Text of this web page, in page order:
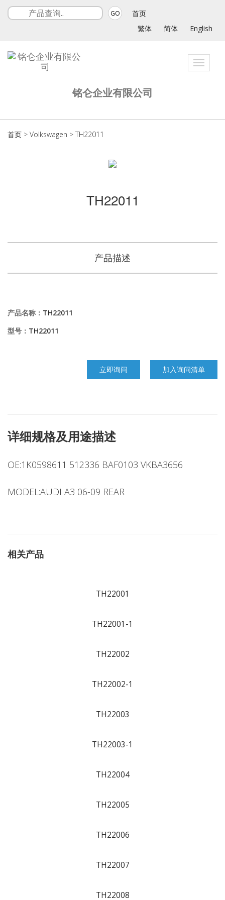
GO
首页
繁体
简体 English
Toggle
铭仑企业有限公司
首页 > Volkswagen > TH22011
TH22011
产品描述
产品名称： TH22011
型号： TH22011
立即询问 加入询问清单
详细规格及用途描述
OE:1K0598611 512336 BAF0103 VKBA3656
MODEL:AUDI A3 06-09 REAR
相关产品
TH22001
TH22001-1
TH22002
TH22002-1
TH22003
TH22003-1
TH22004
TH22005
TH22006
TH22007
TH22008